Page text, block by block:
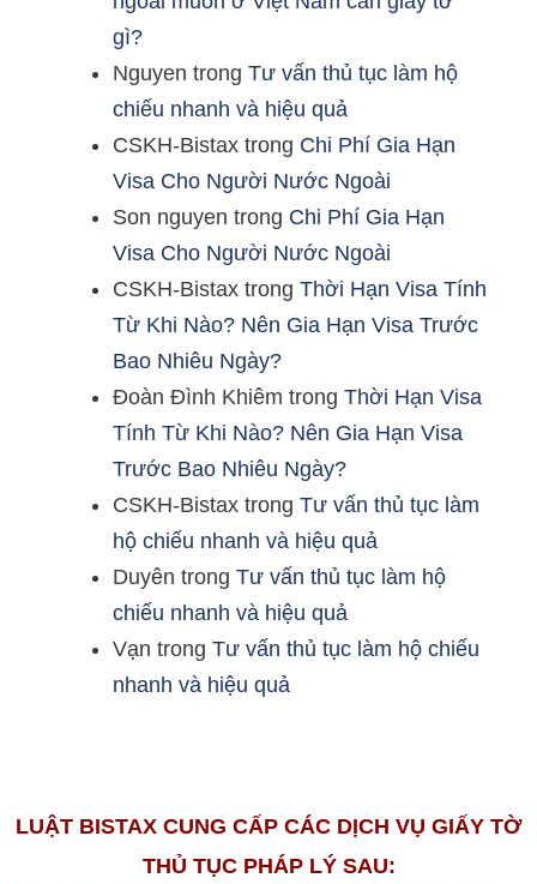
gì?
Nguyen trong Tư vấn thủ tục làm hộ
chiếu nhanh và hiệu quả
CSKH-Bistax trong Chi Phí Gia Hạn
Visa Cho Người Nước Ngoài
Son nguyen trong Chi Phí Gia Hạn
Visa Cho Người Nước Ngoài
CSKH-Bistax trong Thời Hạn Visa Tính
Từ Khi Nào? Nên Gia Hạn Visa Trước
Bao Nhiêu Ngày?
Đoàn Đình Khiêm trong Thời Hạn Visa
Tính Từ Khi Nào? Nên Gia Hạn Visa
Trước Bao Nhiêu Ngày?
CSKH-Bistax trong Tư vấn thủ tục làm
hộ chiếu nhanh và hiệu quả
Duyên trong Tư vấn thủ tục làm hộ
chiếu nhanh và hiệu quả
Vạn trong Tư vấn thủ tục làm hộ chiếu
nhanh và hiệu quả
LUẬT BISTAX CUNG CẤP CÁC DỊCH VỤ GIẤY TỜ
THỦ TỤC PHÁP LÝ SAU: